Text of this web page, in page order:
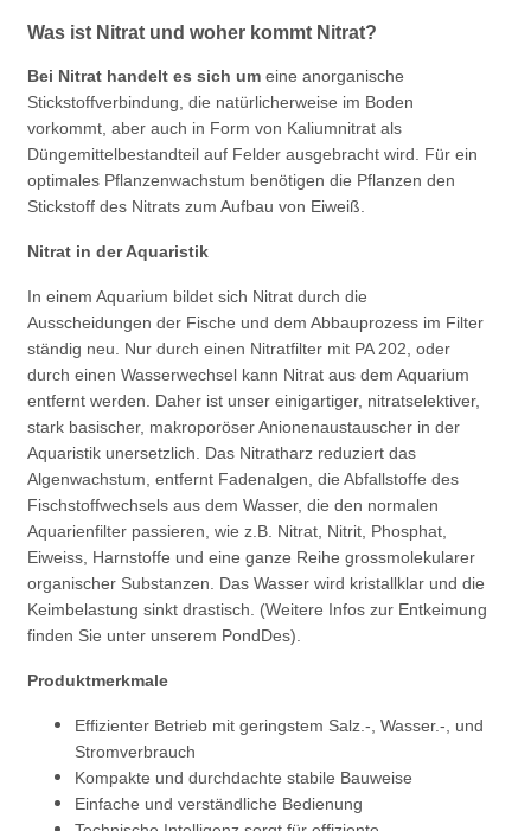
Was ist Nitrat und woher kommt Nitrat?
Bei Nitrat handelt es sich um eine anorganische
Stickstoffverbindung, die natürlicherweise im Boden
vorkommt, aber auch in Form von Kaliumnitrat als
Düngemittelbestandteil auf Felder ausgebracht wird. Für ein
optimales Pflanzenwachstum benötigen die Pflanzen den
Stickstoff des Nitrats zum Aufbau von Eiweiß.
Nitrat in der Aquaristik
In einem Aquarium bildet sich Nitrat durch die
Ausscheidungen der Fische und dem Abbauprozess im Filter
ständig neu. Nur durch einen Nitratfilter mit PA 202, oder
durch einen Wasserwechsel kann Nitrat aus dem Aquarium
entfernt werden. Daher ist unser einigartiger, nitratselektiver,
stark basischer, makroporöser Anionenaustauscher in der
Aquaristik unersetzlich. Das Nitratharz reduziert das
Algenwachstum, entfernt Fadenalgen, die Abfallstoffe des
Fischstoffwechsels aus dem Wasser, die den normalen
Aquarienfilter passieren, wie z.B. Nitrat, Nitrit, Phosphat,
Eiweiss, Harnstoffe und eine ganze Reihe grossmolekularer
organischer Substanzen. Das Wasser wird kristallklar und die
Keimbelastung sinkt drastisch. (Weitere Infos zur Entkeimung
finden Sie unter unserem PondDes).
Produktmerkmale
Effizienter Betrieb mit geringstem Salz.-, Wasser.-, und
Stromverbrauch
Kompakte und durchdachte stabile Bauweise
Einfache und verständliche Bedienung